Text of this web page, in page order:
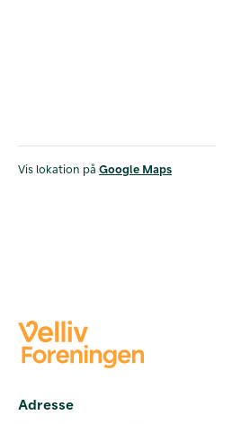
Vis lokation på Google Maps
Adresse